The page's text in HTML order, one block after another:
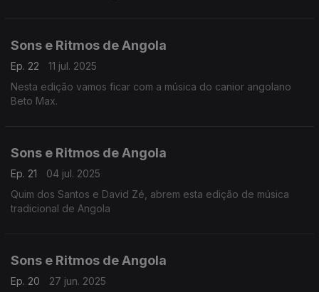
Sons e Ritmos de Angola
Ep. 22
11 jul. 2025
Nesta edição vamos ficar com a música do canior angolano
Beto Max.
Sons e Ritmos de Angola
Ep. 21
04 jul. 2025
Quim dos Santos e David Zé, abrem esta edição de música
tradicional de Angola
Sons e Ritmos de Angola
Ep. 20
27 jun. 2025